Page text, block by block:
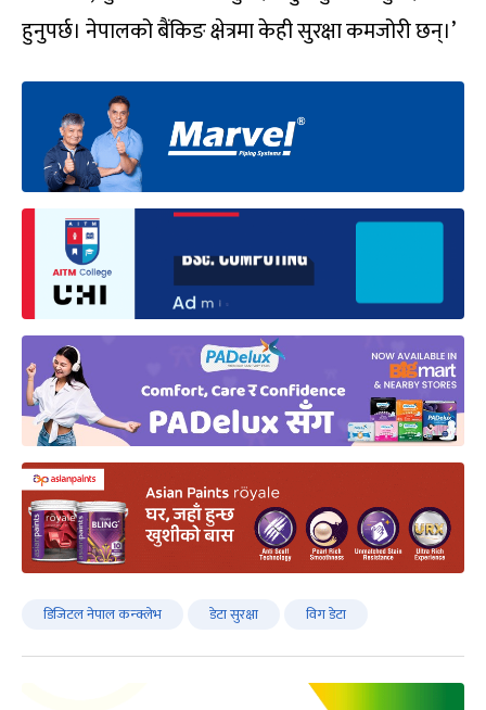
हुनुपर्छ। नेपालको बैंकिङ क्षेत्रमा केही सुरक्षा कमजोरी छन्।’
डिजिटल नेपाल कन्क्लेभ डेटा सुरक्षा विग डेटा